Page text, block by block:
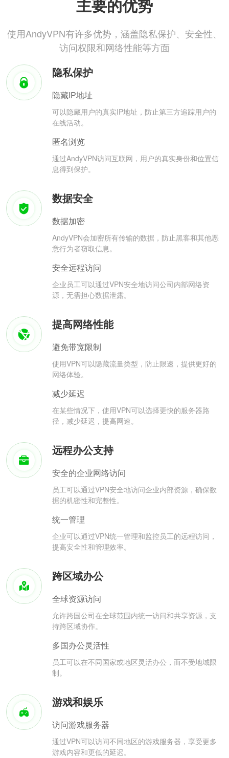
主要的优势
使用AndyVPN有许多优势，涵盖隐私保护、安全性、
访问权限和网络性能等方面
隐私保护
隐藏IP地址
可以隐藏用户的真实IP地址，防止第三方追踪用户的
在线活动。
匿名浏览
通过AndyVPN访问互联网，用户的真实身份和位置信
息得到保护。
数据安全
数据加密
AndyVPN会加密所有传输的数据，防止黑客和其他恶
意行为者窃取信息。
安全远程访问
企业员工可以通过VPN安全地访问公司内部网络资
源，无需担心数据泄露。
提高网络性能
避免带宽限制
使用VPN可以隐藏流量类型，防止限速，提供更好的
网络体验。
减少延迟
在某些情况下，使用VPN可以选择更快的服务器路
径，减少延迟，提高网速。
远程办公支持
安全的企业网络访问
员工可以通过VPN安全地访问企业内部资源，确保数
据的机密性和完整性。
统一管理
企业可以通过VPN统一管理和监控员工的远程访问，
提高安全性和管理效率。
跨区域办公
全球资源访问
允许跨国公司在全球范围内统一访问和共享资源，支
持跨区域协作。
多国办公灵活性
员工可以在不同国家或地区灵活办公，而不受地域限
制。
游戏和娱乐
访问游戏服务器
通过VPN可以访问不同地区的游戏服务器，享受更多
游戏内容和更低的延迟。